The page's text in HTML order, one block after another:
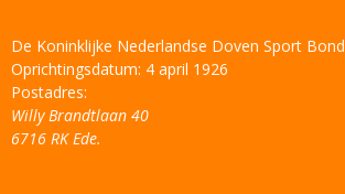
De Koninklijke Nederlandse Doven Sport Bond
Oprichtingsdatum: 4 april 1926
Postadres:
Willy Brandtlaan 40
6716 RK Ede.